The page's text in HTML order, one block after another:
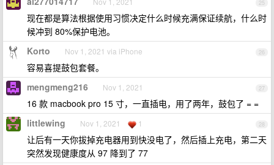
25
现在都是算法根据使用习惯决定什么时候充满保证续航，什么时
候冲到 80%保护电池。
26
Korto Nov 1, 2021 via iPhone
容易喜提鼓包套餐。
27
mengmeng216 Nov 1, 2021
16 款 macbook pro 15 寸，一直插电，用了两年，鼓包了 = =
28
littlewing Nov 1, 2021 1
让后有一天你拔掉充电器用到快没电了，然后插上充电，第二天
突然发现健康度从 97 降到了 77